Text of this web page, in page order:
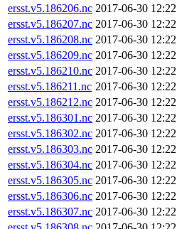
ersst.v5.186206.nc 2017-06-30 12:22
ersst.v5.186207.nc 2017-06-30 12:22
ersst.v5.186208.nc 2017-06-30 12:22
ersst.v5.186209.nc 2017-06-30 12:22
ersst.v5.186210.nc 2017-06-30 12:22
ersst.v5.186211.nc 2017-06-30 12:22
ersst.v5.186212.nc 2017-06-30 12:22
ersst.v5.186301.nc 2017-06-30 12:22
ersst.v5.186302.nc 2017-06-30 12:22
ersst.v5.186303.nc 2017-06-30 12:22
ersst.v5.186304.nc 2017-06-30 12:22
ersst.v5.186305.nc 2017-06-30 12:22
ersst.v5.186306.nc 2017-06-30 12:22
ersst.v5.186307.nc 2017-06-30 12:22